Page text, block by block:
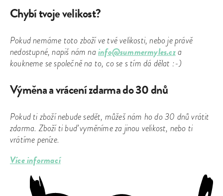
Chybí tvoje velikost?
Pokud nemáme toto zboží ve tvé velikosti, nebo je právě
nedostupné, napiš nám na info@summermyles.cza
koukneme se společně na to, co se s tím dá dělat :-)
Výměna a vrácení zdarma do 30 dnů
Pokud ti zboží nebude sedět, můžeš nám ho do 30 dnů vrátit
zdarma. Zboží ti buď vyměníme za jinou velikost, nebo ti
vrátíme peníze.
Více informací